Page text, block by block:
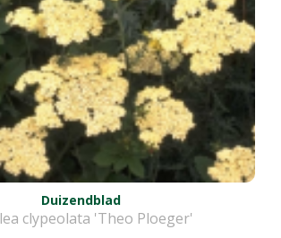
Duizendblad
clypeolata 'Theo Ploeger'